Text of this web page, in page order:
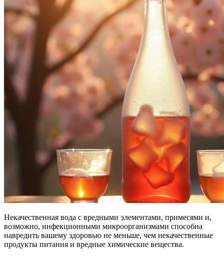
Некачественная вода с вредными элементами, примесями и,
возможно, инфекционными микроорганизмами способна
навредить вашему здоровью не меньше, чем некачественные
продукты питания и вредные химические вещества.